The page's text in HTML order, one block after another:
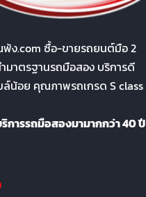
ง.com ซื้อ-ขายรถยนต์มือ 2
มาตรฐานรถมือสอง บริการดี
ล์น้อย คุณภาพรถเกรด S class
การรถมือสองมามากกว่า 40 ปี